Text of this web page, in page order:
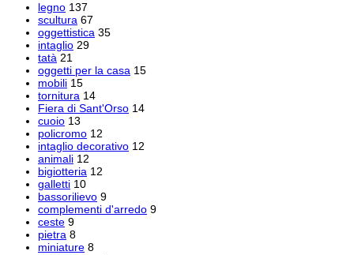
legno 137
scultura 67
oggettistica 35
intaglio 29
tatà 21
oggetti per la casa 15
mobili 15
tornitura 14
Fiera di Sant'Orso 14
cuoio 13
policromo 12
intaglio decorativo 12
animali 12
bigiotteria 12
galletti 10
bassorilievo 9
complementi d'arredo 9
ceste 9
pietra 8
miniature 8